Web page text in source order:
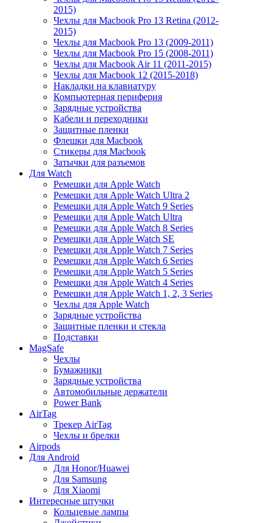
2015)
Чехлы для Macbook Pro 13 Retina (2012-
2015)
Чехлы для Macbook Pro 13 (2009-2011)
Чехлы для Macbook Pro 15 (2008-2011)
Чехлы для Macbook Air 11 (2011-2015)
Чехлы для Macbook 12 (2015-2018)
Накладки на клавиатуру
Компьютерная периферия
Зарядные устройства
Кабели и переходники
Защитные пленки
Флешки для Macbook
Стикеры для Macbook
Затычки для разъемов
Для Watch
Ремешки для Apple Watch
Ремешки для Apple Watch Ultra 2
Ремешки для Apple Watch 9 Series
Ремешки для Apple Watch Ultra
Ремешки для Apple Watch 8 Series
Ремешки для Apple Watch SE
Ремешки для Apple Watch 7 Series
Ремешки для Apple Watch 6 Series
Ремешки для Apple Watch 5 Series
Ремешки для Apple Watch 4 Series
Ремешки для Apple Watch 1, 2, 3 Series
Чехлы для Apple Watch
Зарядные устройства
Защитные пленки и стекла
Подставки
MagSafe
Чехлы
Бумажники
Зарядные устройства
Автомобильные держатели
Power Bank
AirTag
Трекер AirTag
Чехлы и брелки
Airpods
Для Android
Для Honor/Huawei
Для Samsung
Для Xiaomi
Интересные штучки
Кольцевые лампы